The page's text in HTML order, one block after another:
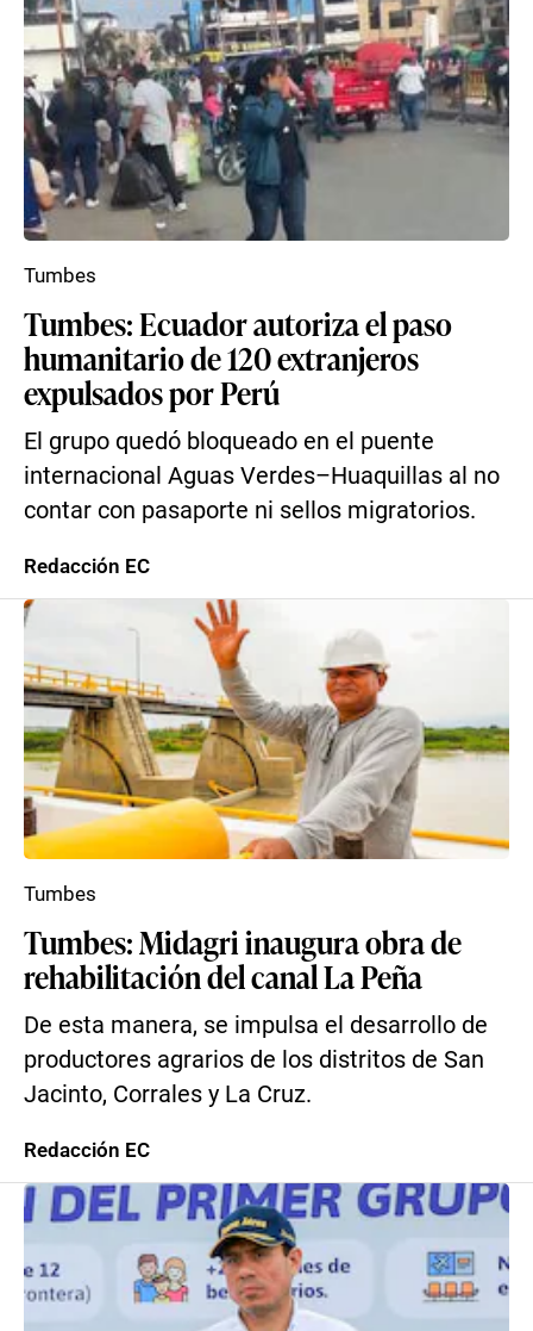
Tumbes: Ecuador autoriza el paso
humanitario de 120 extranjeros
expulsados por Perú
El grupo quedó bloqueado en el puente
internacional Aguas Verdes–Huaquillas al no
contar con pasaporte ni sellos migratorios.
Tumbes
Redacción EC
Tumbes: Midagri inaugura obra de
rehabilitación del canal La Peña
De esta manera, se impulsa el desarrollo de
productores agrarios de los distritos de San
Jacinto, Corrales y La Cruz.
Tumbes
Redacción EC